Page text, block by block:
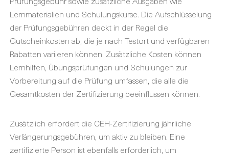
Lernmaterialien und Schulungskurse. Die Aufschlüsselung
der Prüfungsgebühren deckt in der Regel die
Gutscheinkosten ab, die je nach Testort und verfügbaren
Rabatten variieren können. Zusätzliche Kosten können
Lernhilfen, Übungsprüfungen und Schulungen zur
Vorbereitung auf die Prüfung umfassen, die alle die
Gesamtkosten der Zertifizierung beeinflussen können.
Zusätzlich erfordert die CEH-Zertifizierung jährliche
Verlängerungsgebühren, um aktiv zu bleiben. Eine
zertifizierte Person ist ebenfalls erforderlich, um